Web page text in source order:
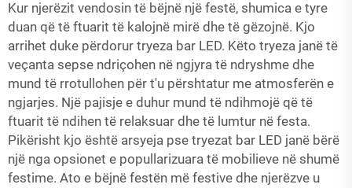
Kur njerëzit vendosin të bëjnë një festë, shumica e tyre
duan që të ftuarit të kalojnë mirë dhe të gëzojnë. Kjo
arrihet duke përdorur tryeza bar LED. Këto tryeza janë të
veçanta sepse ndriçohen në ngjyra të ndryshme dhe
mund të rrotullohen për t'u përshtatur me atmosferën e
ngjarjes. Një pajisje e duhur mund të ndihmojë që të
ftuarit të ndihen të relaksuar dhe të lumtur në festa.
Pikërisht kjo është arsyeja pse tryezat bar LED janë bërë
një nga opsionet e popullarizuara të mobilieve në shumë
festime. Ato e bëjnë festën më festive dhe njerëzve u